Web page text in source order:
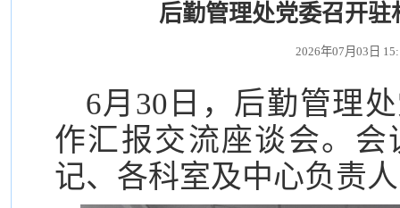
后勤管理处党委召开
2026年07月03日
6月30日，后勤管理
作汇报交流座谈会。
记、各科室及中心负责